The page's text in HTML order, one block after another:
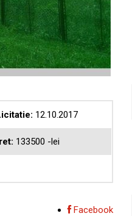
12.10.2017
133500 -lei
Facebook